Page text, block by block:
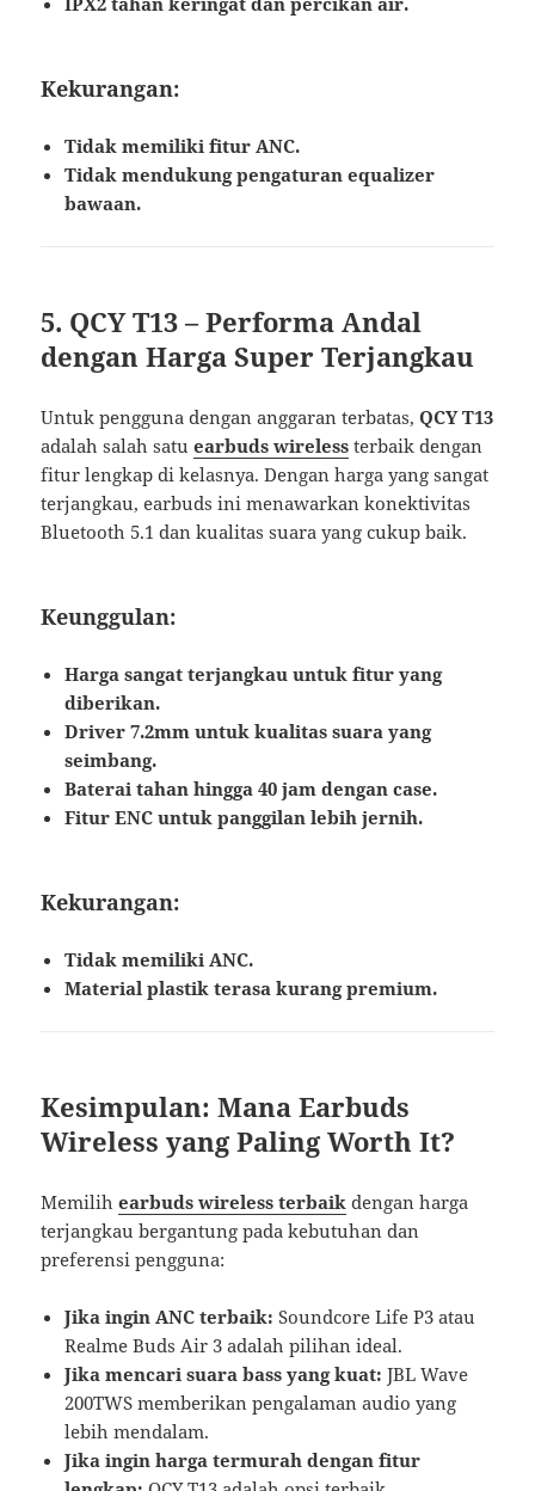
Kekurangan:
Tidak memiliki fitur ANC.
Tidak mendukung pengaturan equalizer
bawaan.
5. QCY T13 – Performa Andal
dengan Harga Super Terjangkau
Untuk pengguna dengan anggaran terbatas,QCY T13
adalah salah satuearbuds wireless terbaik dengan
fitur lengkap di kelasnya. Dengan harga yang sangat
terjangkau, earbuds ini menawarkan konektivitas
Bluetooth 5.1 dan kualitas suara yang cukup baik.
Keunggulan:
Harga sangat terjangkau untuk fitur yang
diberikan.
Driver 7.2mm untuk kualitas suara yang
seimbang.
Baterai tahan hingga 40 jam dengan case.
Fitur ENC untuk panggilan lebih jernih.
Kekurangan:
Tidak memiliki ANC.
Material plastik terasa kurang premium.
Kesimpulan: Mana Earbuds
Wireless yang Paling Worth It?
Memilihearbuds wireless terbaik dengan harga
terjangkau bergantung pada kebutuhan dan
preferensi pengguna:
Jika ingin ANC terbaik: Soundcore Life P3 atau
Realme Buds Air 3 adalah pilihan ideal.
Jika mencari suara bass yang kuat: JBL Wave
200TWS memberikan pengalaman audio yang
lebih mendalam.
Jika ingin harga termurah dengan fitur